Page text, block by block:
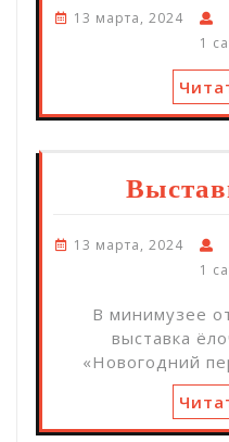
13 марта, 2024
1
13 марта, 2024
1
В минимузее
выставка
«Новогодний